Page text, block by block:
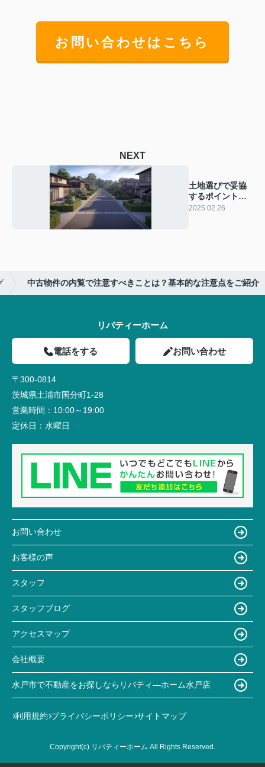
お問い合わせはこちら
NEXT
土地選びで妥協
するポイント
は？成功へのス
2025.02.26
中古物件の内覧で注意すべきことは？基本的な注意点をご紹介
リバティーホーム
電話をする お問い合わせ
〒300-0814
茨城県土浦市国分町1-28
営業時間： 10:00～19:00
定休日： 水曜日
お問い合わせ
お客様の声
スタッフ
スタッフブログ
アクセスマップ
会社概要
水戸市で不動産をお探しならリバティ―ホーム水戸店
利用規約 プライバシーポリシー サイトマップ
Copyright(c) リバティーホーム All Rights Reserved.